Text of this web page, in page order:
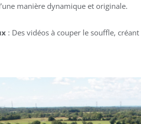
manière dynamique et originale.
: Des vidéos à couper le souffle,